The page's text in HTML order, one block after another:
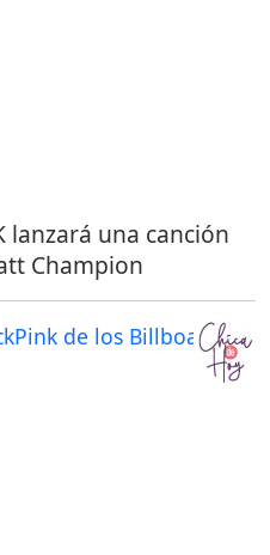
lanzará una canción
Champion